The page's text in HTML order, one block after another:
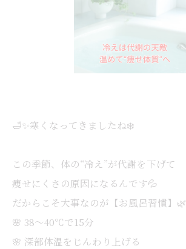
🛁✨寒くなってきましたね❄️
この季節、体の“冷え”が代謝を下げて
痩せにくさの原因になるんです💦
だからこそ大事なのが【お風呂習慣】🌿
🌸 38〜40℃で15分
🌸 深部体温をじんわり上げる